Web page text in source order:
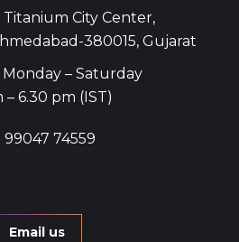
Titanium City Center,
380015, Gujarat
Monday – Saturday
– 6.30 pm (IST)
99047 74559
Email us